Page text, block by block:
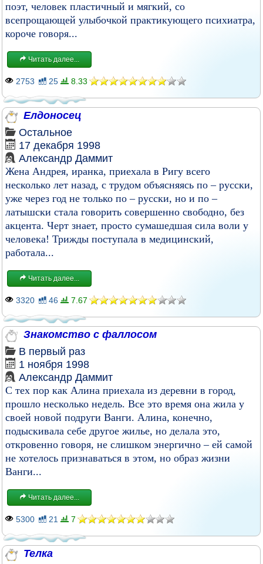
поэт, человек пластичный и мягкий, со
всепpощающей улыбочкой пpактикующего психиатpа,
коpоче говоpя...
Читать далее...
2753 25 8.33
Елдоносец
Остальное
17 декабря 1998
Александр Даммит
Жена Андрея, иранка, приехала в Ригу всего
несколько лет назад, с трудом объясняясь по – русски,
уже через год не только по – русски, но и по –
латышски стала говорить совершенно свободно, без
акцента. Черт знает, просто сумашедшая сила воли у
человека! Трижды поступала в медицинский,
работала...
Читать далее...
3320 46 7.67
Знакомство с фаллосом
В первый раз
1 ноября 1998
Александр Даммит
С тех пор как Алина приехала из деревни в город,
прошло несколько недель. Все это время она жила у
своей новой подруги Ванги. Алина, конечно,
подыскивала себе другое жилье, но делала это,
откровенно говоря, не слишком энергично – ей самой
не хотелось признаваться в этом, но образ жизни
Ванги...
Читать далее...
5300 21 7
Телка